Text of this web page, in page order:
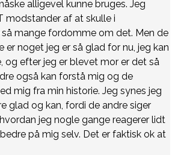
alligevel kunne bruges. Jeg
modstander af at skulle i
mange fordomme om det. Men de
er noget jeg er så glad for nu, jeg kan
og efter jeg er blevet mor er det så
også kan forstå mig og de
mig fra min historie. Jeg synes jeg
glad og kan, fordi de andre siger
jeg nogle gange reagerer lidt
på mig selv. Det er faktisk ok at